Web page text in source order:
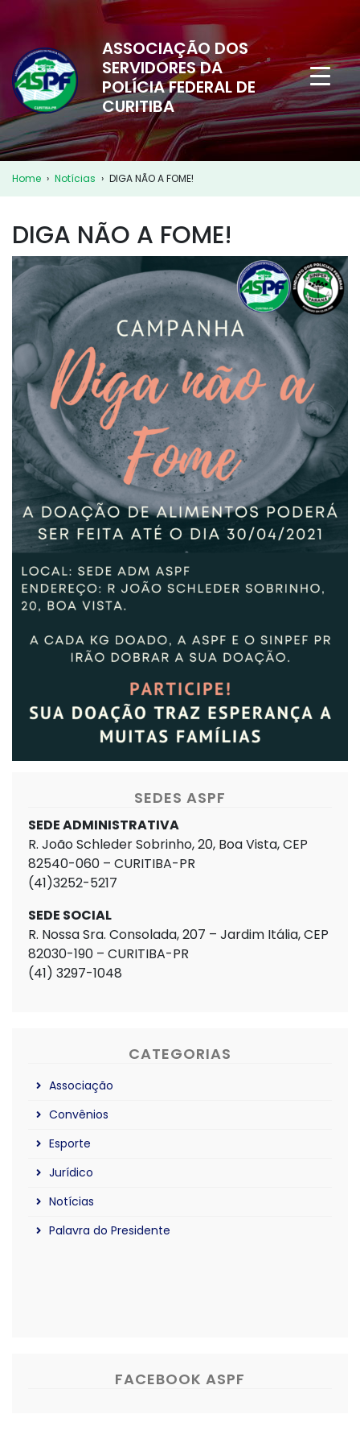
ASSOCIAÇÃO DOS
SERVIDORES DA
POLÍCIA FEDERAL DE
CURITIBA
Home › Notícias › DIGA NÃO A FOME!
DIGA NÃO A FOME!
SEDES ASPF
SEDE ADMINISTRATIVA
R. João Schleder Sobrinho, 20, Boa Vista, CEP
82540-060 – CURITIBA-PR
(41)3252-5217
SEDE SOCIAL
R. Nossa Sra. Consolada, 207 – Jardim Itália, CEP
82030-190 – CURITIBA-PR
(41) 3297-1048
CATEGORIAS
Associação
Convênios
Esporte
Jurídico
Notícias
Palavra do Presidente
FACEBOOK ASPF